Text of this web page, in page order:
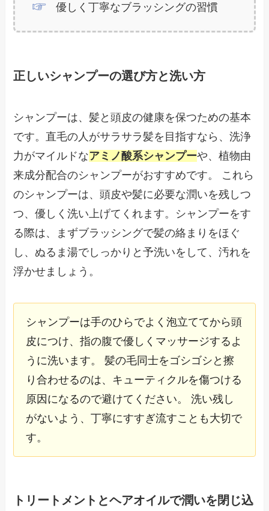
優しく丁寧なブラッシングの習慣
正しいシャンプーの選び方と洗い方
シャンプーは、髪と頭皮の健康を保つための基本
です。直毛の人がサラサラ髪を目指すなら、洗浄
力がマイルドなアミノ酸系シャンプーや、植物由
来成分配合のシャンプーがおすすめです。 これら
のシャンプーは、頭皮や髪に必要な潤いを残しつ
つ、優しく洗い上げてくれます。シャンプーをす
る際は、まずブラッシングで髪の絡まりをほぐ
し、ぬるま湯でしっかりと予洗いをして、汚れを
浮かせましょう。
シャンプーは手のひらでよく泡立ててから頭
皮につけ、指の腹で優しくマッサージするよ
うに洗います。 髪の毛同士をゴシゴシと擦
り合わせるのは、キューティクルを傷つける
原因になるので避けてください。 洗い残し
がないよう、丁寧にすすぎ流すことも大切で
す。
トリートメントとヘアオイルで潤いを閉じ込